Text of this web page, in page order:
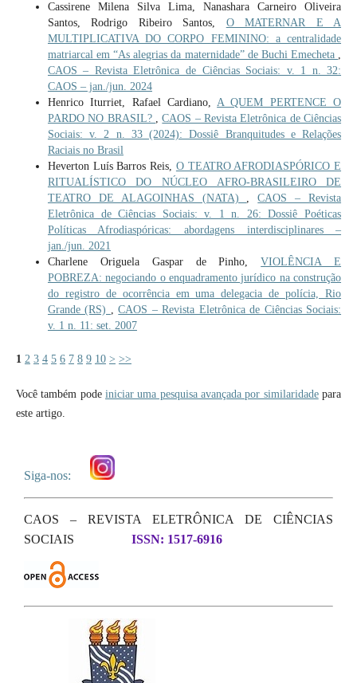
Cassirene Milena Silva Lima, Nanashara Carneiro Oliveira
Santos, Rodrigo Ribeiro Santos, O MATERNAR E A
MULTIPLICATIVA DO CORPO FEMININO: a centralidade
matriarcal em “As alegrias da maternidade” de Buchi Emecheta
CAOS – Revista Eletrônica de Ciências Sociais: v. 1 n. 32:
CAOS – jan./jun. 2024
Henrico Iturriet, Rafael Cardiano, A QUEM PERTENCE O
PARDO NO BRASIL?
,CAOS – Revista Eletrônica de Ciências
Sociais: v. 2 n. 33 (2024): Dossiê Branquitudes e Relações
Raciais no Brasil
Heverton Luís Barros Reis, O TEATRO AFRODIASPÓRICO E
RITUALÍSTICO DO NÚCLEO AFRO-BRASILEIRO DE
TEATRO DE ALAGOINHAS (NATA)
,CAOS – Revista
Eletrônica de Ciências Sociais: v. 1 n. 26: Dossiê Poéticas
Políticas Afrodiaspóricas: abordagens interdisciplinares –
jan./jun. 2021
Charlene Origuela Gaspar de Pinho,VIOLÊNCIA E
POBREZA: negociando o enquadramento jurídico na construção
do registro de ocorrência em uma delegacia de polícia, Rio
Grande (RS)
,CAOS – Revista Eletrônica de Ciências Sociais:
v. 1 n. 11: set. 2007
1 2 3 4 5 6 7 8 9 10 > >>
Você também pode iniciar uma pesquisa avançada por similaridadepara
este artigo.
Siga-nos:
CAOS – REVISTA ELETRÔNICA DE CIÊNCIAS
SOCIAIS
ISSN: 1517-6916